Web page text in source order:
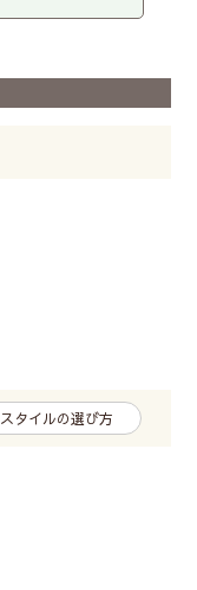
スタイルの選び方